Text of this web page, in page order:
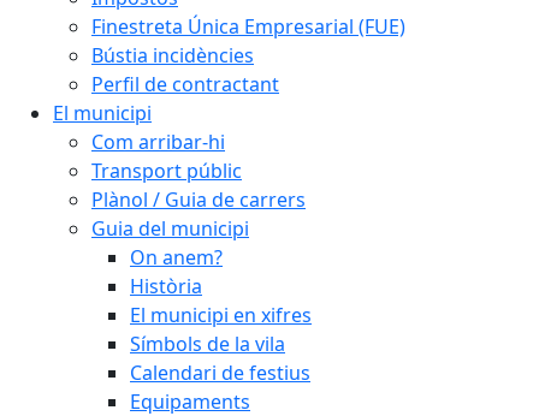
Finestreta Única Empresarial (FUE)
Bústia incidències
Perfil de contractant
El municipi
Com arribar-hi
Transport públic
Plànol / Guia de carrers
Guia del municipi
On anem?
Història
El municipi en xifres
Símbols de la vila
Calendari de festius
Equipaments